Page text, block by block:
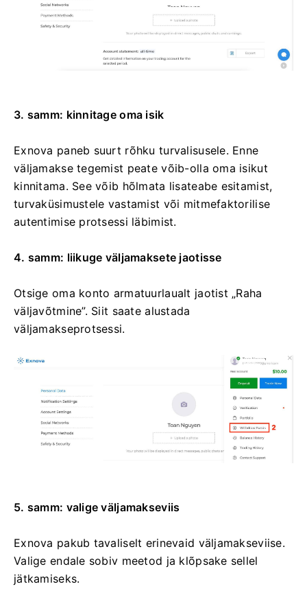
3. samm: kinnitage oma isik
Exnova paneb suurt rõhku turvalisusele. Enne
väljamakse tegemist peate võib-olla oma isikut
kinnitama. See võib hõlmata lisateabe esitamist,
turvaküsimustele vastamist või mitmefaktorilise
autentimise protsessi läbimist.
4. samm: liikuge väljamaksete jaotisse
Otsige oma konto armatuurlaualt jaotist „Raha
väljavõtmine”. Siit saate alustada
väljamakseprotsessi.
5. samm: valige väljamakseviis
Exnova pakub tavaliselt erinevaid väljamakseviise.
Valige endale sobiv meetod ja klõpsake sellel
jätkamiseks.